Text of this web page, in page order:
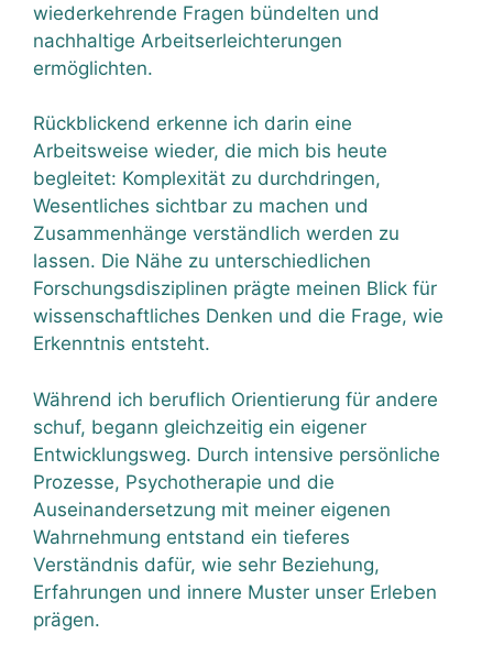
wiederkehrende Fragen bündelten und
nachhaltige Arbeitserleichterungen
ermöglichten.
Rückblickend erkenne ich darin eine
Arbeitsweise wieder, die mich bis heute
begleitet: Komplexität zu durchdringen,
Wesentliches sichtbar zu machen und
Zusammenhänge verständlich werden zu
lassen. Die Nähe zu unterschiedlichen
Forschungsdisziplinen prägte meinen Blick für
wissenschaftliches Denken und die Frage, wie
Erkenntnis entsteht.
Während ich beruflich Orientierung für andere
schuf, begann gleichzeitig ein eigener
Entwicklungsweg. Durch intensive persönliche
Prozesse, Psychotherapie und die
Auseinandersetzung mit meiner eigenen
Wahrnehmung entstand ein tieferes
Verständnis dafür, wie sehr Beziehung,
Erfahrungen und innere Muster unser Erleben
prägen.